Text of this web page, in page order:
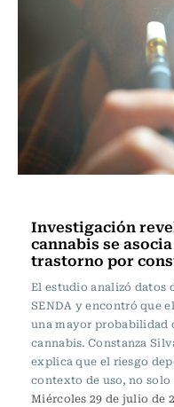
Investigación
cannabis se
trastorno por
El estudio analizó datos
SENDA y encontró que
una mayor probabilidad
cannabis. Constanza
explica que el riesgo
contexto de uso, no
Miércoles 29 de julio de